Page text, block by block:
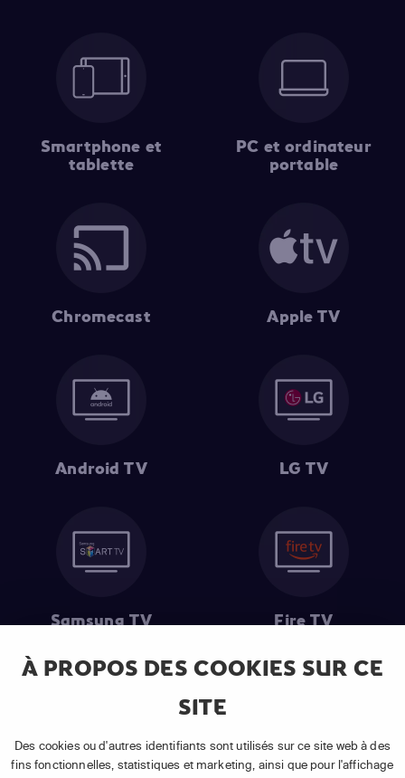
À PROPOS DES COOKIES SUR CE
SITE
Des cookies ou d'autres identifiants sont utilisés sur ce site web à des
fins fonctionnelles, statistiques et marketing, ainsi que pour l'affichage
Smartphone et
tablette
PC et ordinateur
portable
Chromecast Apple TV
Android TV LG TV
Samsung TV Fire TV
souscription à un abonnement APP TV Basic.
(2) Prix de l'abonnement : TVA comprise, hors promotion, hors frais